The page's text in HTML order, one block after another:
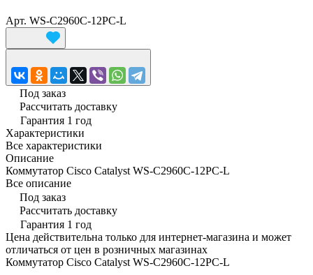
Арт. WS-C2960C-12PC-L
Под заказ
Рассчитать доставку
Гарантия 1 год
Характеристики
Все характеристики
Описание
Коммутатор Cisco Catalyst WS-C2960C-12PC-L
Все описание
Под заказ
Рассчитать доставку
Гарантия 1 год
Цена действительна только для интернет-магазина и может
отличаться от цен в розничных магазинах
Коммутатор Cisco Catalyst WS-C2960C-12PC-L